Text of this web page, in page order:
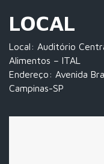
LOCAL
Local: Auditório
Alimentos – ITAL
Endereço: Avenida
Campinas-SP